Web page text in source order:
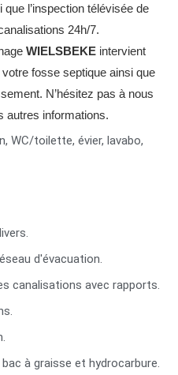
l’inspection télévisée de
24h/7.
WIELSBEKEintervient
fosse septique ainsi que
N’hésitez pas à nous
autres informations.
WC/toilette, évier, lavabo,
d'évacuation.
canalisations avec rapports.
à graisse et hydrocarbure.